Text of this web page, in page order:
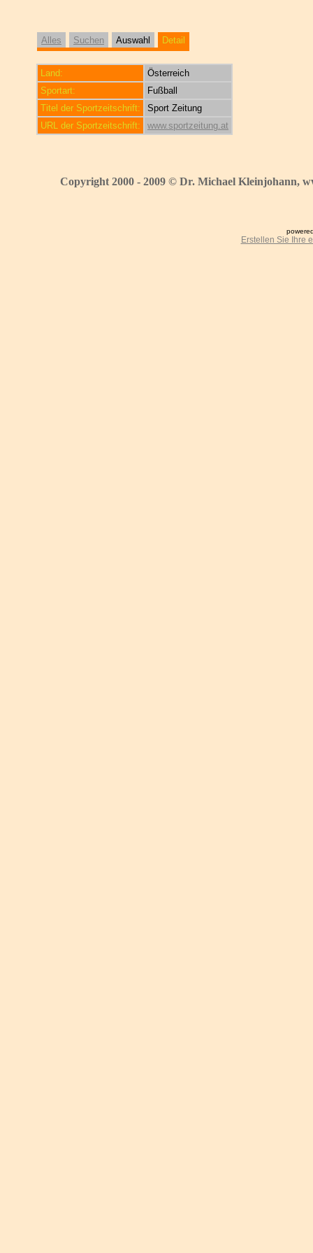
Alles Suchen Auswahl Detail
Land:
Österreich
Sportart:
Fußball
Titel der Sportzeitschrift:
Sport Zeitung
URL der Sportzeitschrift:
www.sportzeitung.at
Copyright 2000 - 2009 © Dr. Michael Kleinjohann,
Erstellen Sie Ihre